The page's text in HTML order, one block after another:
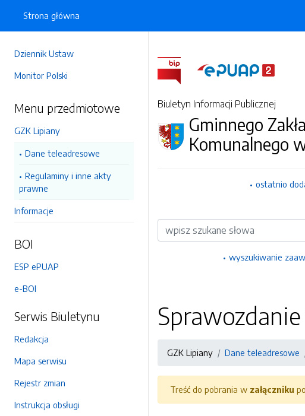
Dziennik Ustaw
Monitor Polski
Menu przedmiotowe
GZK Lipiany
Dane teleadresowe
Regulaminy i inne akty
prawne
Informacje
BOI
ESP ePUAP
e-BOI
Serwis Biuletynu
Redakcja
Mapa serwisu
Rejestr zmian
Instrukcja obsługi
Strona główna
Biuletyn Informacji Publicznej
Gminnego
Komunalnego
ostatnio
Wyszukiwarka
wyszukiwanie
GZK Lipiany Dane teleadresowe
Treść do pobrania w załączniku